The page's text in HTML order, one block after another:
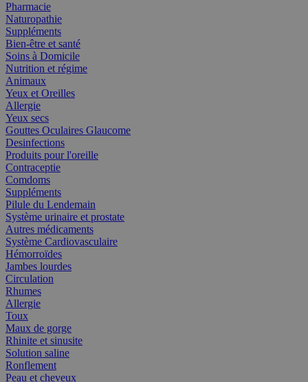
Pharmacie
Naturopathie
Suppléments
Bien-être et santé
Soins à Domicile
Nutrition et régime
Animaux
Yeux et Oreilles
Allergie
Yeux secs
Gouttes Oculaires Glaucome
Desinfections
Produits pour l'oreille
Contraceptie
Comdoms
Suppléments
Pilule du Lendemain
Système urinaire et prostate
Autres médicaments
Système Cardiovasculaire
Hémorroïdes
Jambes lourdes
Circulation
Rhumes
Allergie
Toux
Maux de gorge
Rhinite et sinusite
Solution saline
Ronflement
Peau et cheveux